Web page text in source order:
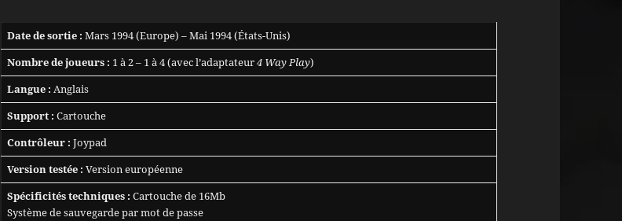
Date de sortie : Mars 1994 (Europe) – Mai 1994 (États-Unis)
Nombre de joueurs : 1 à 2 – 1 à 4 (avec l’adaptateur4 Way Play)
Langue : Anglais
Support : Cartouche
Contrôleur : Joypad
Version testée : Version européenne
Spécificités techniques : Cartouche de 16Mb
Système de sauvegarde par mot de passe